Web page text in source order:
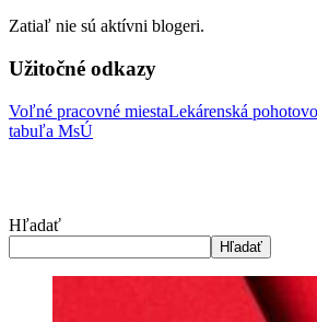
Zatiaľ nie sú aktívni blogeri.
Užitočné odkazy
Voľné pracovné miestaLekárenská
tabuľa MsÚ
Hľadať
Hľadať